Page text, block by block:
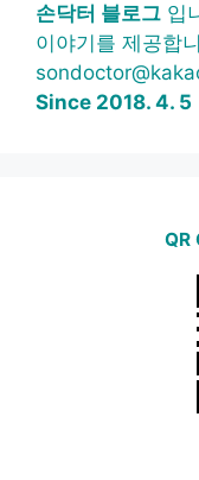
손닥터 블로그 입
이야기를 제공합
Since 2018. 4. 5
QR